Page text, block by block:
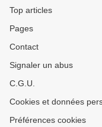
Top articles
Pages
Contact
Signaler un abus
C.G.U.
Cookies et données
Préférences cookies